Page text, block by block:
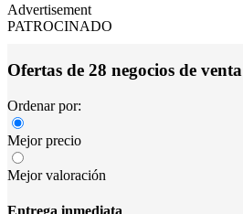
Advertisement
PATROCINADO
Ofertas de 28 negocios de venta
Ordenar por:
Mejor precio
Mejor valoración